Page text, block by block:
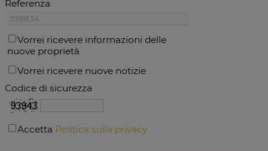
Referenza
Vorrei ricevere informazioni delle
nuove proprietà
Vorrei ricevere nuove notizie
Codice di sicurezza
Accetta Politica sulla privacy